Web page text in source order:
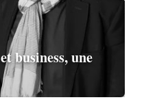
business, une